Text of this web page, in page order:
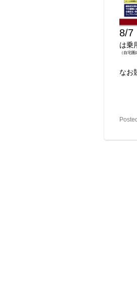
8/7
は乗
（自宅
なお